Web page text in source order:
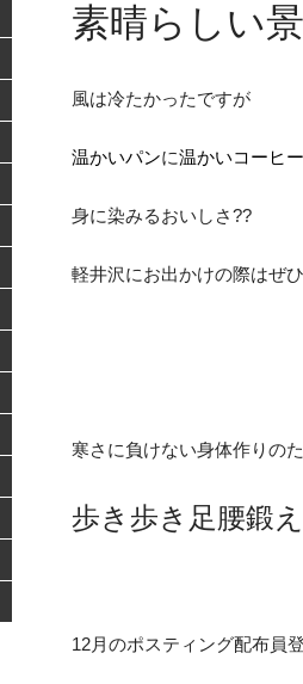
素晴らしい
風は冷たかったですが
温かいパンに温かいコーヒー
身に染みるおいしさ??
軽井沢にお出かけの際はぜ
寒さに負けない身体作りの
歩き歩き足腰鍛
12月のポスティング配布員